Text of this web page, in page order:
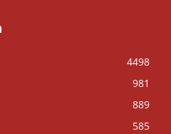
4498
981
889
585